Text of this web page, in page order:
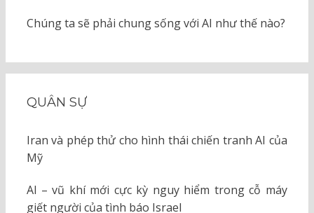
Chúng ta sẽ phải chung sống với AI như thế nào?
QUÂN SỰ
Iran và phép thử cho hình thái chiến tranh AI của
Mỹ
AI – vũ khí mới cực kỳ nguy hiểm trong cỗ máy
giết người của tình báo Israel